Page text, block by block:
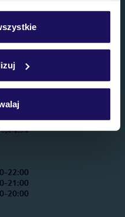
w zakładkę
cookie znajdziesz
operatora
22:00
21:00
20:00